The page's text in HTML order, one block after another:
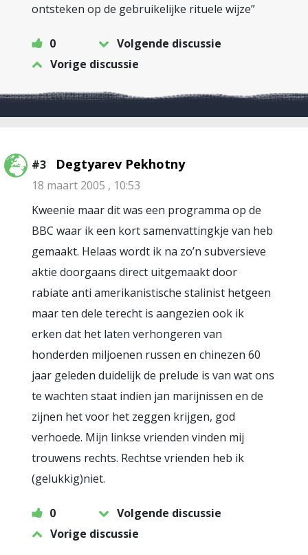
ontsteken op de gebruikelijke rituele wijze”
0
Volgende discussie
Vorige discussie
#3 Degtyarev Pekhotny
18 maart 2005 , 10:53
Kweenie maar dit was een programma op de
BBC waar ik een kort samenvattingkje van heb
gemaakt. Helaas wordt ik na zo’n subversieve
aktie doorgaans direct uitgemaakt door
rabiate anti amerikanistische stalinist hetgeen
maar ten dele terecht is aangezien ook ik
erken dat het laten verhongeren van
honderden miljoenen russen en chinezen 60
jaar geleden duidelijk de prelude is van wat ons
te wachten staat indien jan marijnissen en de
zijnen het voor het zeggen krijgen, god
verhoede. Mijn linkse vrienden vinden mij
trouwens rechts. Rechtse vrienden heb ik
(gelukkig)niet.
0
Volgende discussie
Vorige discussie